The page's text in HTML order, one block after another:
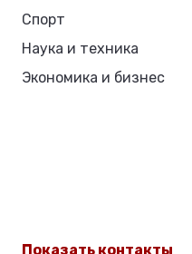
Спорт
Наука и техника
Экономика и бизнес
Показать контакты